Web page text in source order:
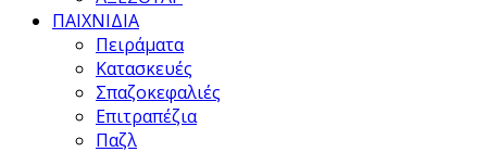
ΠΑΙΧΝΙΔΙΑ
Πειράματα
Κατασκευές
Σπαζοκεφαλιές
Επιτραπέζια
Παζλ